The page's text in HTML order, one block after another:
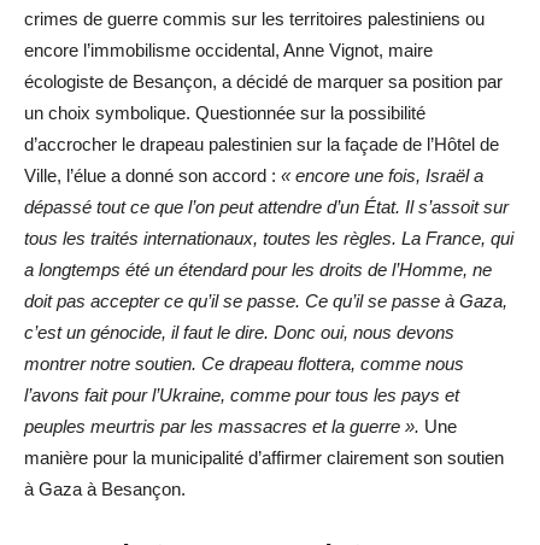
crimes de guerre commis sur les territoires palestiniens ou
encore l’immobilisme occidental, Anne Vignot, maire
écologiste de Besançon, a décidé de marquer sa position par
un choix symbolique. Questionnée sur la possibilité
d’accrocher le drapeau palestinien sur la façade de l’Hôtel de
Ville, l’élue a donné son accord : « encore une fois, Israël a
dépassé tout ce que l’on peut attendre d’un État. Il s’assoit sur
tous les traités internationaux, toutes les règles. La France, qui
a longtemps été un étendard pour les droits de l’Homme, ne
doit pas accepter ce qu’il se passe. Ce qu’il se passe à Gaza,
c’est un génocide, il faut le dire. Donc oui, nous devons
montrer notre soutien. Ce drapeau flottera, comme nous
l’avons fait pour l’Ukraine, comme pour tous les pays et
peuples meurtris par les massacres et la guerre ». Une
manière pour la municipalité d’affirmer clairement son soutien
à Gaza à Besançon.